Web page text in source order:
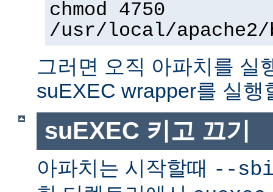
chmod 4750
/usr/local/apache2/
그러면 오직 아파치를 실
suEXEC wrapper를 실행
suEXEC 키고 끄기
아파치는 시작할때 --